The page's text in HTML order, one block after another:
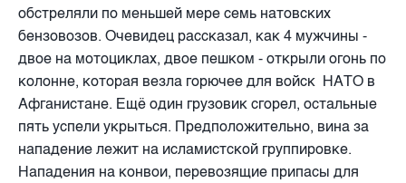
обстреляли по меньшей мере семь натовских
бензовозов. Очевидец рассказал, как 4 мужчины -
двое на мотоциклах, двое пешком - открыли огонь по
колонне, которая везла горючее для войск НАТО в
Афганистане. Ещё один грузовик сгорел, остальные
пять успели укрыться. Предположительно, вина за
нападение лежит на исламистской группировке.
Нападения на конвои, перевозящие припасы для